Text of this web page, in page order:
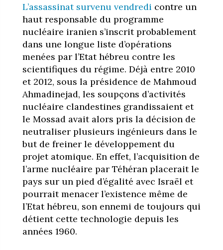
L’assassinat survenu vendredi contre un
haut responsable du programme
nucléaire iranien s’inscrit probablement
dans une longue liste d’opérations
menées par l’Etat hébreu contre les
scientifiques du régime. Déjà entre 2010
et 2012, sous la présidence de Mahmoud
Ahmadinejad, les soupçons d’activités
nucléaire clandestines grandissaient et
le Mossad avait alors pris la décision de
neutraliser plusieurs ingénieurs dans le
but de freiner le développement du
projet atomique. En effet, l’acquisition de
l’arme nucléaire par Téhéran placerait le
pays sur un pied d’égalité avec Israël et
pourrait menacer l’existence même de
l’Etat hébreu, son ennemi de toujours qui
détient cette technologie depuis les
années 1960.